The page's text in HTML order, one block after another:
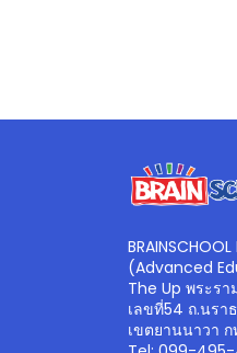
(Advanced
The Up พระร
เลขที่54 ถ.นร
เขตยานนาวา ก